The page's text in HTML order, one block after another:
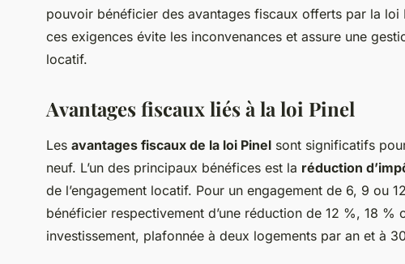
pouvoir bénéficier des avantages fiscaux offerts par la loi
ces exigences évite les inconvenances et assure une
locatif.
Avantages fiscaux liés à la loi Pinel
Les avantages fiscaux de la loi Pinel sont significatifs
neuf. L’un des principaux bénéfices est la réduction
de l’engagement locatif. Pour un engagement de 6, 9 ou
bénéficier respectivement d’une réduction de 12 %, 18 %
investissement, plafonnée à deux logements par an et à